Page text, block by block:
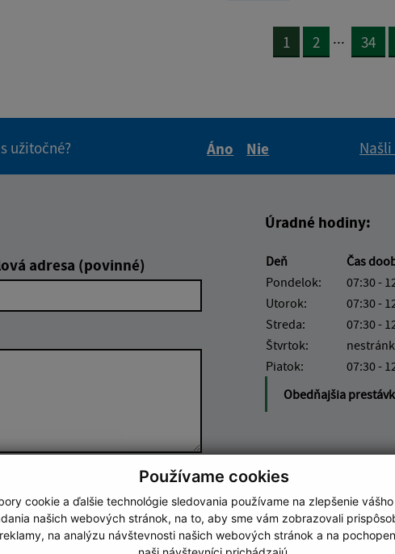
Používame cookies
cookie a ďalšie technológie sledovania používame na zlepšenie
našich webových stránok, na to, aby sme vám zobrazovali
na analýzu návštevnosti našich webových stránok a na
1 2 ... 34
užitočné?
Áno
Nie
adresa (povinné)
Google reCaptcha Response
Odoslať správu
Úradné hodiny:
Deň
Čas
Pondelok:
07:30 -
Utorok:
07:30 -
Streda:
07:30 -
Štvrtok:
Piatok:
07:30 -
Obedňajšia